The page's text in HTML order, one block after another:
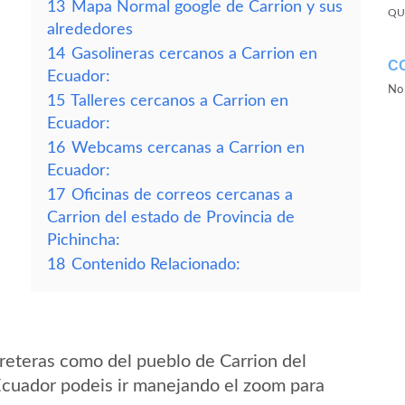
13 Mapa Normal google de Carrion y sus
alrededores
14 Gasolineras cercanos a Carrion en
Ecuador:
15 Talleres cercanos a Carrion en
Ecuador:
16 Webcams cercanas a Carrion en
Ecuador:
17 Oficinas de correos cercanas a
Carrion del estado de Provincia de
Pichincha:
18 Contenido Relacionado:
como del pueblo de Carrion del
podeis ir manejando el zoom para